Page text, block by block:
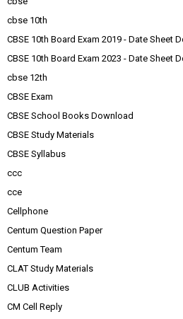
cbse 10th
CBSE 10th Board Exam 2019 - Date Sheet
CBSE 10th Board Exam 2023 - Date Sheet
cbse 12th
CBSE Exam
CBSE School Books Download
CBSE Study Materials
CBSE Syllabus
ccc
cce
Cellphone
Centum Question Paper
Centum Team
CLAT Study Materials
CLUB Activities
CM Cell Reply